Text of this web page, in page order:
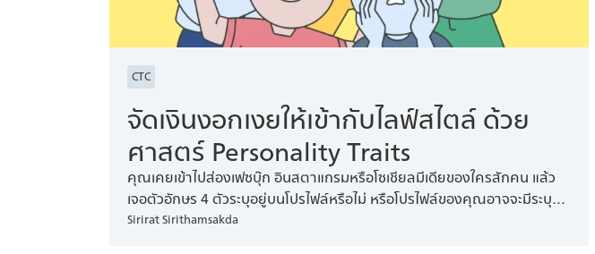
CTC
จัดเงินงอกเงยให้เข้ากับไลฟ์สไตล์ ด้วย
ศาสตร์ Personality Traits
คุณเคยเข้าไปส่องเฟซบุ๊ก อินสตาแกรมหรือโซเชียลมีเดียของใครสักคน แล้ว
เจอตัวอักษร 4 ตัวระบุอยู่บนโปรไฟล์หรือไม่ หรือโปรไฟล์ของคุณอาจจะมีระบุอยู่
ด้วยเหมือนกัน ตัวอักษร 4 ตัวที่ว่า คือผลลัพธ์ของแบบทดสอบบุคลิกภาพที่
Sirirat Sirithamsakda